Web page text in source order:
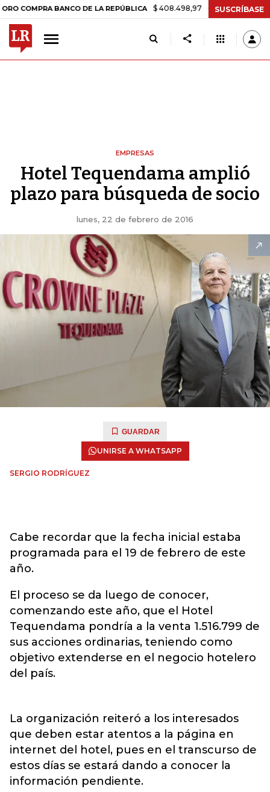
BANCO DE LA REPÚBLICA $ 408.498,97 +$ 8.753,81 +2,19%
SUSCRÍBASE
EMPRESAS
Hotel Tequendama amplió
plazo para búsqueda de socio
lunes, 22 de febrero de 2016
GUARDAR
UNIRSE A WHATSAPP
SERGIO RODRÍGUEZ
Cabe recordar que la fecha inicial estaba
programada para el 19 de febrero de este
año.
El proceso se da luego de conocer,
comenzando este año, que el Hotel
Tequendama pondría a la venta 1.516.799 de
sus acciones ordinarias, teniendo como
objetivo extenderse en el negocio hotelero
del país.
La organización reiteró a los interesados
que deben estar atentos a la página en
internet del hotel, pues en el transcurso de
estos días se estará dando a conocer la
información pendiente.